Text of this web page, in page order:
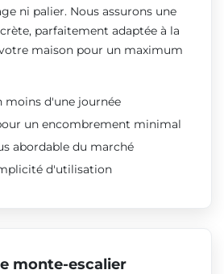
ni palier. Nous assurons une
parfaitement adaptée à la
maison pour un maximum
moins d'une journée
un encombrement minimal
abordable du marché
d'utilisation
monte-escalier